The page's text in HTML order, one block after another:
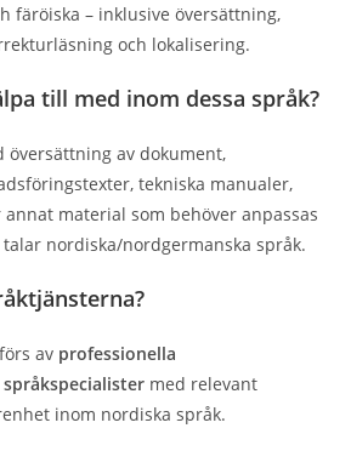
färöiska – inklusive översättning,
och lokalisering.
till med inom dessa språk?
översättning av dokument,
tekniska manualer,
material som behöver anpassas
nordiska/nordgermanska språk.
av professionella
med relevant
inom nordiska språk.